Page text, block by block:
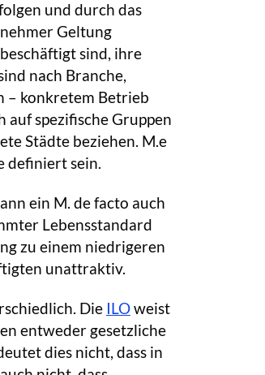
und durch das
Geltung
sind, ihre
nach Branche,
– konkretem Betrieb
auf spezifische Gruppen
Städte beziehen. M.e
definiert sein.
ein M. de facto auch
Lebensstandard
zu einem niedrigeren
unattraktiv.
Die ILOweist
entweder gesetzliche
dies nicht, dass in